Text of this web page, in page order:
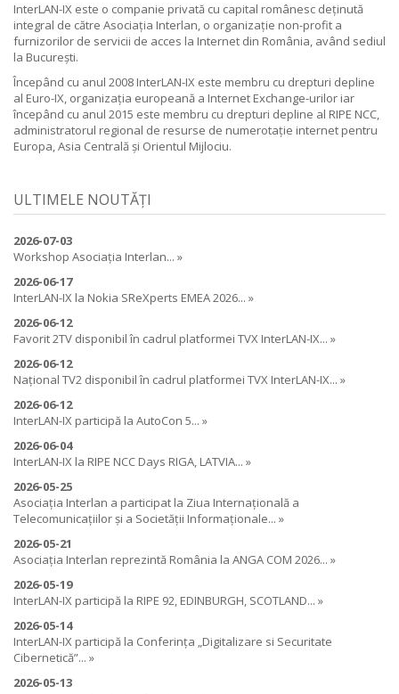
InterLAN-IX este o companie privată cu capital românesc deținută
integral de către Asociația Interlan, o organizație non-profit a
furnizorilor de servicii de acces la Internet din România, având sediul
la București.
Începând cu anul 2008 InterLAN-IX este membru cu drepturi depline
al Euro-IX, organizația europeană a Internet Exchange-urilor iar
începând cu anul 2015 este membru cu drepturi depline al RIPE NCC,
administratorul regional de resurse de numerotație internet pentru
Europa, Asia Centrală și Orientul Mijlociu.
ULTIMELE NOUTĂȚI
2026-07-03
Workshop Asociația Interlan... »
2026-06-17
InterLAN-IX la Nokia SReXperts EMEA 2026... »
2026-06-12
Favorit 2TV disponibil în cadrul platformei TVX InterLAN-IX... »
2026-06-12
Național TV2 disponibil în cadrul platformei TVX InterLAN-IX... »
2026-06-12
InterLAN-IX participă la AutoCon 5... »
2026-06-04
InterLAN-IX la RIPE NCC Days RIGA, LATVIA... »
2026-05-25
Asociația Interlan a participat la Ziua Internațională a
Telecomunicațiilor și a Societății Informaționale... »
2026-05-21
Asociația Interlan reprezintă România la ANGA COM 2026... »
2026-05-19
InterLAN-IX participă la RIPE 92, EDINBURGH, SCOTLAND... »
2026-05-14
InterLAN-IX participă la Conferința „Digitalizare si Securitate
Cibernetică”... »
2026-05-13